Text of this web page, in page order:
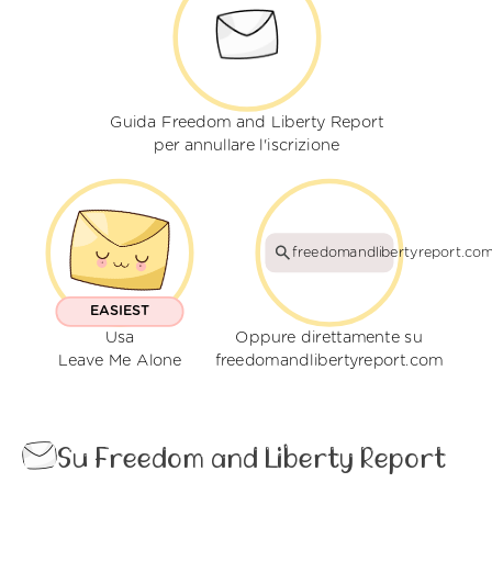
Guida Freedom and Liberty Report
per annullare l'iscrizione
EASIEST
Usa
Leave Me Alone
Oppure direttamente su
freedomandlibertyreport.com
Su Freedom and Liberty Report